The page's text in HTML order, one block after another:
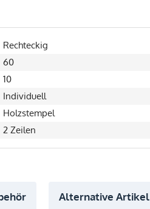
Rechteckig
60
10
Individuell
Holzstempel
2 Zeilen
Alternative Artikel